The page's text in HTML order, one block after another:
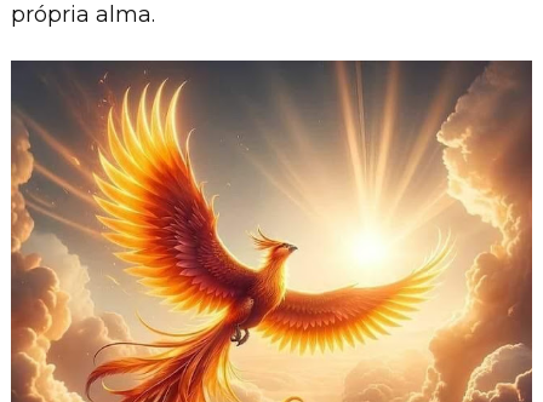
própria alma.